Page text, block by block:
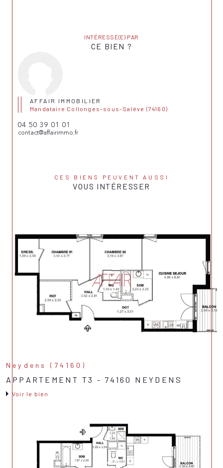
INTÉRESSÉ(E) PAR
CE BIEN ?
AFFAIR IMMOBILIER
Mandataire Collonges-sous-Salève (74160)
04 50 39 01 01
contact@affairimmo.fr
CES BIENS PEUVENT AUSSI
VOUS INTÉRESSER
Neydens (74160)
APPARTEMENT T3 - 74160 NEYDENS
Voir le bien